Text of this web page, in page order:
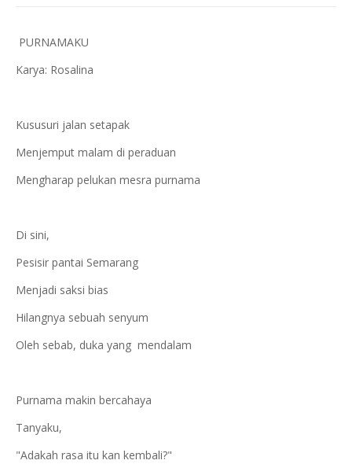
PURNAMAKU
Karya: Rosalina
Kususuri jalan setapak
Menjemput malam di peraduan
Mengharap pelukan mesra purnama
Di sini,
Pesisir pantai Semarang
Menjadi saksi bias
Hilangnya sebuah senyum
Oleh sebab, duka yang mendalam
Purnama makin bercahaya
Tanyaku,
"Adakah rasa itu kan kembali?"